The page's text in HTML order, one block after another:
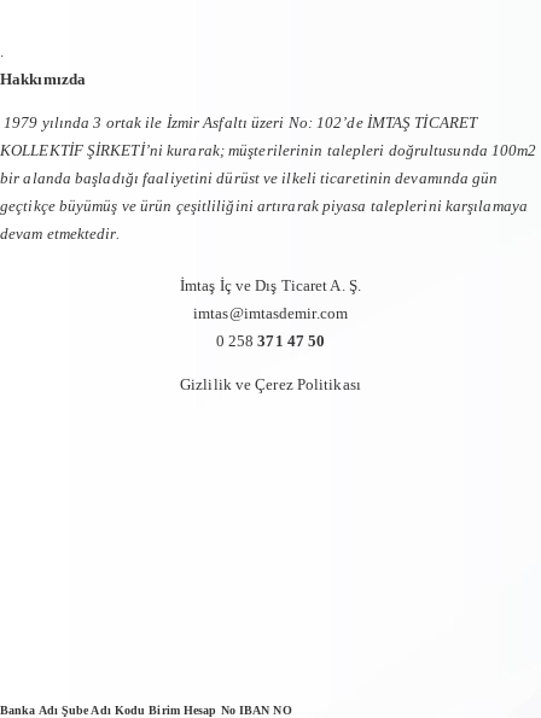
.
Hakkımızda
1979 yılında 3 ortak ile İzmir Asfaltı üzeri No: 102’de İMTAŞ TİCARET
KOLLEKTİF ŞİRKETİ’ni kurarak; müşterilerinin talepleri doğrultusunda 100m2
bir alanda başladığı faaliyetini dürüst ve ilkeli ticaretinin devamında gün
geçtikçe büyümüş ve ürün çeşitliliğini artırarak piyasa taleplerini karşılamaya
devam etmektedir.
İmtaş İç ve Dış Ticaret A. Ş.
imtas@imtasdemir.com
0 258371 47 50
Gizlilik ve Çerez Politikası
Banka Adı Şube Adı Kodu Birim Hesap No IBAN NO